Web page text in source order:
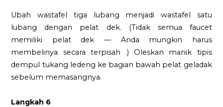
Ubah wastafel tiga lubang menjadi wastafel satu
lubang dengan pelat dek. (Tidak semua faucet
memiliki pelat dek — Anda mungkin harus
membelinya secara terpisah .) Oleskan manik tipis
dempul tukang ledeng ke bagian bawah pelat geladak
sebelum memasangnya.
Langkah 6